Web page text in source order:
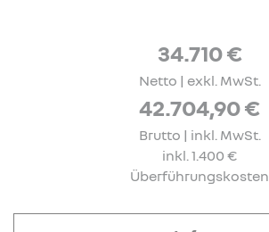
34.710 €
Netto | exkl. MwSt.
42.704,90 €
Brutto | inkl. MwSt.
inkl. 1.400 €
Überführungskosten